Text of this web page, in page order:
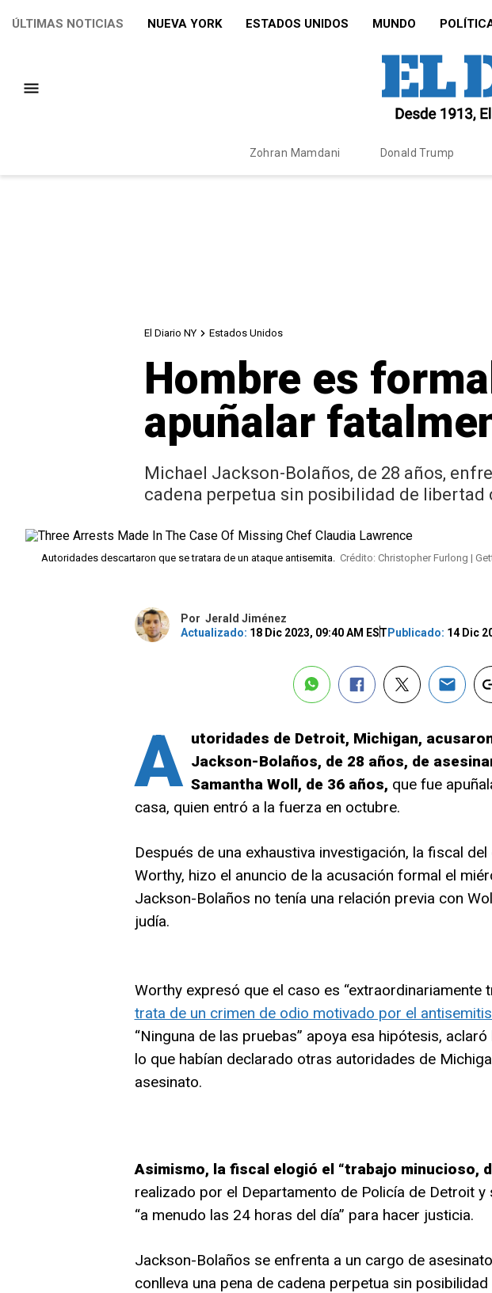
ÚLTIMAS NOTICIAS NUEVA YORK ESTADOS UNIDOS MUNDO
Zohran Mamdani Donald Trump
El Diario NY Estados Unidos
Hombre es
apuñalar
Michael Jackson-Bolaños, de 28 años,
cadena perpetua sin posibilidad de
Autoridades descartaron que se tratara de un ataque antisemita. Crédito: Christopher Furlong |
Por Jerald Jiménez
Actualizado: 18 Dic 2023, 09:40 AM EST Publicado: 14 Dic
A utoridades de Detroit, Michigan,
Jackson-Bolaños, de 28 años, de
Samantha Woll, de 36 años, que fue
casa, quien entró a la fuerza en octubre.
Después de una exhaustiva investigación, la fiscal
Worthy, hizo el anuncio de la acusación formal el
Jackson-Bolaños no tenía una relación previa con
judía.
Worthy expresó que el caso es “extraordinariamente
trata de un crimen de odio motivado por el
“Ninguna de las pruebas” apoya esa hipótesis,
lo que habían declarado otras autoridades de
asesinato.
Asimismo, la fiscal elogió el “trabajo minucioso,
realizado por el Departamento de Policía de Detroit
“a menudo las 24 horas del día” para hacer justicia.
Jackson-Bolaños se enfrenta a un cargo de
conlleva una pena de cadena perpetua sin